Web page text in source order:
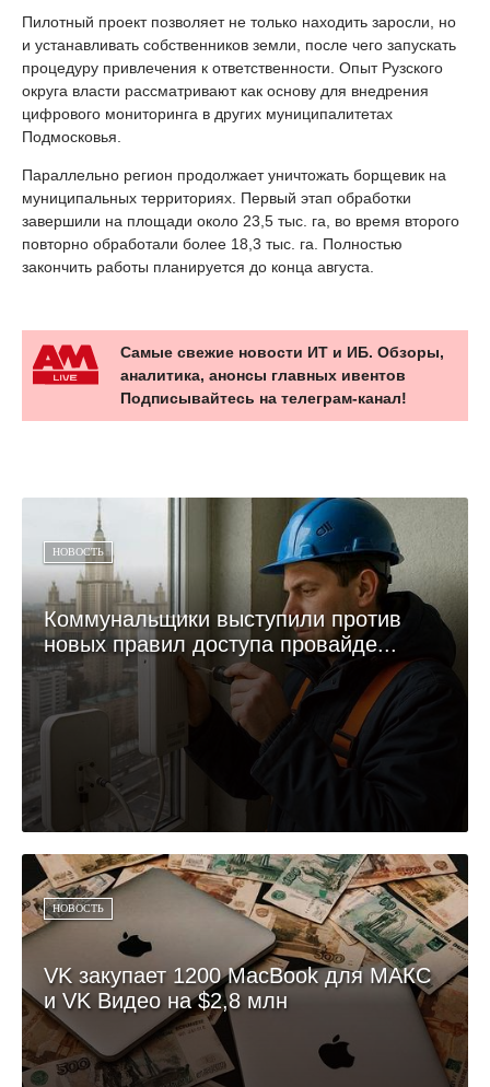
Пилотный проект позволяет не только находить заросли, но
и устанавливать собственников земли, после чего запускать
процедуру привлечения к ответственности. Опыт Рузского
округа власти рассматривают как основу для внедрения
цифрового мониторинга в других муниципалитетах
Подмосковья.
Параллельно регион продолжает уничтожать борщевик на
муниципальных территориях. Первый этап обработки
завершили на площади около 23,5 тыс. га, во время второго
повторно обработали более 18,3 тыс. га. Полностью
закончить работы планируется до конца августа.
Самые свежие новости ИТ и ИБ. Обзоры,
аналитика, анонсы главных ивентов
Подписывайтесь на телеграм-канал!
НОВОСТЬ
Коммунальщики выступили против
новых правил доступа провайде...
НОВОСТЬ
VK закупает 1200 MacBook для МАКС
и VK Видео на $2,8 млн